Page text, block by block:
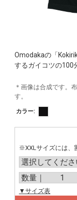
Omodakaの「
するガイコツの100
＊画像は合成です。
す。
カラー:
※XXLサイズには、
▼サイズ表